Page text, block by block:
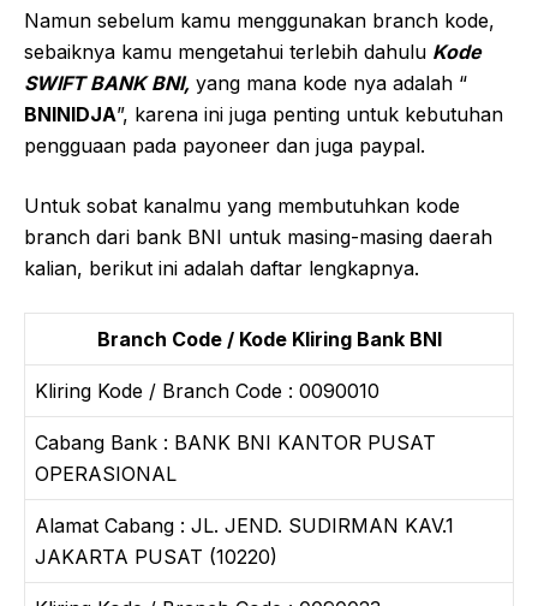
Namun sebelum kamu menggunakan branch kode,
sebaiknya kamu mengetahui terlebih dahulu Kode
SWIFT BANK BNI, yang mana kode nya adalah “
BNINIDJA”, karena ini juga penting untuk kebutuhan
pengguaan pada payoneer dan juga paypal.
Untuk sobat kanalmu yang membutuhkan kode
branch dari bank BNI untuk masing-masing daerah
kalian, berikut ini adalah daftar lengkapnya.
Branch Code / Kode Kliring Bank BNI
Kliring Kode / Branch Code : 0090010
Cabang Bank : BANK BNI KANTOR PUSAT
OPERASIONAL
Alamat Cabang : JL. JEND. SUDIRMAN KAV.1
JAKARTA PUSAT (10220)